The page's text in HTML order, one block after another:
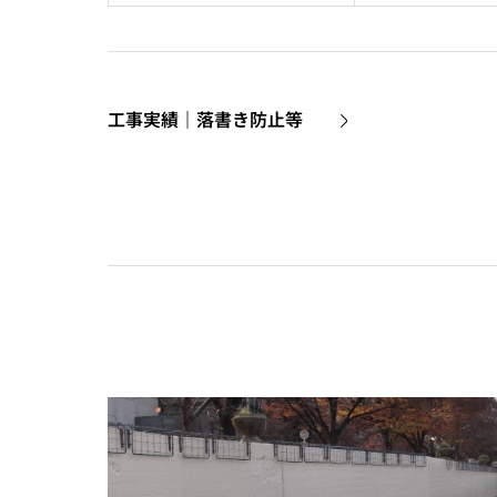
工事実績｜落書き防止等